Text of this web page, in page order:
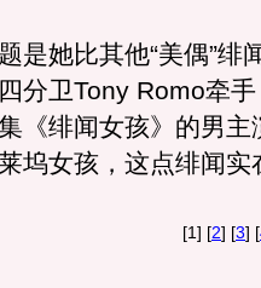
她比其他“美偶”绯
分卫Tony Romo牵
《绯闻女孩》的男主
坞女孩，这点绯闻实
[1] [2] [3] [